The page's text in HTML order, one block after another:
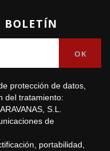
BOLETÍN
protección de datos,
del tratamiento:
S.L.
de
portabilidad,